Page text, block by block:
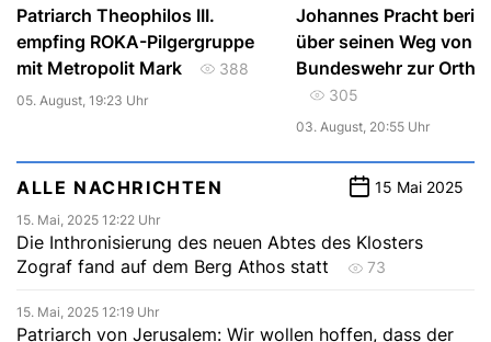
Patriarch Theophilos III.
empfing ROKA-Pilgergruppe
mit Metropolit Mark
388
05. August, 19:23 Uhr
Johannes Pracht
über seinen Weg von
Bundeswehr zur
305
03. August, 20:55 Uhr
ALLE NACHRICHTEN 15 Mai 2025
15. Mai, 2025 12:22 Uhr
Die Inthronisierung des neuen Abtes des Klosters
Zograf fand auf dem Berg Athos statt
73
15. Mai, 2025 12:19 Uhr
Patriarch von Jerusalem: Wir wollen hoffen, dass der